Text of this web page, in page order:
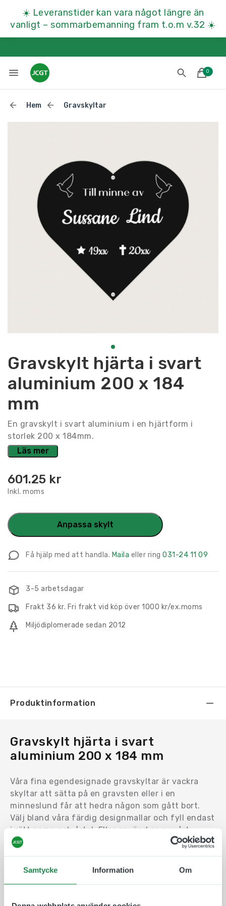
Samtycke Information Om
☀️ Leveranstider kan vara något längre än
vanligt – sommarbemanning fram t.o.m v.32 ☀️
0
Till kassan
Hem Gravskyltar
Gravskylt hjärta i svart
aluminium 200 x 184
mm
En gravskylt i svart aluminium i en hjärtform i
storlek 200 x 184mm.
Läs mer
601.25 kr
Inkl. moms
Anpassa skylt
Få hjälp med att handla. Maila eller ring 031-24 11 09
3-5 arbetsdagar
Frakt 36 kr. Fri frakt vid köp över 1000 kr/ex.moms
Miljödiplomerade sedan 2012
Produktinformation
Gravskylt hjärta i svart
aluminium 200 x 184 mm
Våra fina egendesignade gravskyltar är vackra
skyltar att sätta på en gravsten eller i en
minneslund får att hedra någon som gått bort.
Välj bland våra färdig designmallar och fyll endast
i rätt namn och årtal. Eller använd er av vårt
skyltverktyg där ni kan designa gravskylten från
grunden. Välj mellan olika material, former,
typsnitt och symboler.
Tillverkningen sker i våra lokaler i Göteborg och vi